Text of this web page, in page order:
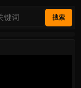
搜索